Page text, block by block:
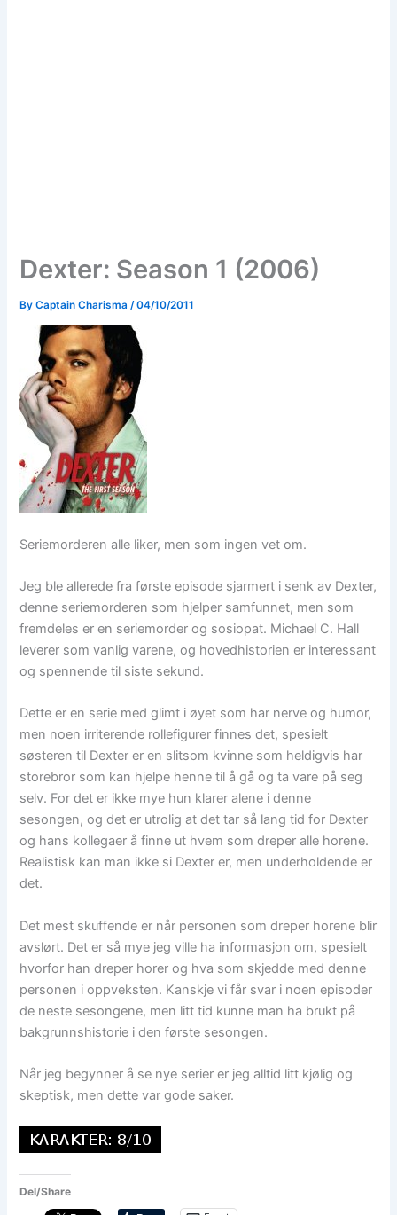
Dexter: Season 1 (2006)
ByCaptain Charisma /04/10/2011
Seriemorderen alle liker, men som ingen vet om.
Jeg ble allerede fra første episode sjarmert i senk av Dexter,
denne seriemorderen som hjelper samfunnet, men som
fremdeles er en seriemorder og sosiopat. Michael C. Hall
leverer som vanlig varene, og hovedhistorien er interessant
og spennende til siste sekund.
Dette er en serie med glimt i øyet som har nerve og humor,
men noen irriterende rollefigurer finnes det, spesielt
søsteren til Dexter er en slitsom kvinne som heldigvis har
storebror som kan hjelpe henne til å gå og ta vare på seg
selv. For det er ikke mye hun klarer alene i denne
sesongen, og det er utrolig at det tar så lang tid for Dexter
og hans kollegaer å finne ut hvem som dreper alle horene.
Realistisk kan man ikke si Dexter er, men underholdende er
det.
Det mest skuffende er når personen som dreper horene blir
avslørt. Det er så mye jeg ville ha informasjon om, spesielt
hvorfor han dreper horer og hva som skjedde med denne
personen i oppveksten. Kanskje vi får svar i noen episoder
de neste sesongene, men litt tid kunne man ha brukt på
bakgrunnshistorie i den første sesongen.
Når jeg begynner å se nye serier er jeg alltid litt kjølig og
skeptisk, men dette var gode saker.
Del/Share